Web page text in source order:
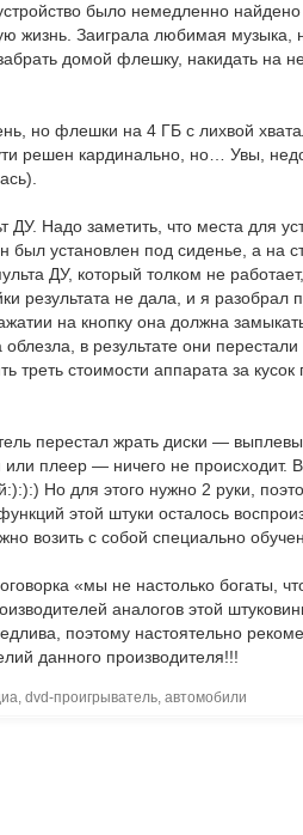
было немедленно
жизнь. Заиграла любимая музыка,
домой флешку, накидать на
но флешки на 4 ГБ с лихвой
решен кардинально, но… Увы,
ДУ. Надо заметить, что места для
установлен под сиденье, а на
ДУ, который толком не
результата не дала, и я разобрал
на кнопку она должна
в результате они
стоимости аппарата за
перестал жрать диски —
плеер — ничего не происходит.
Но для этого нужно 2 руки,
этой штуки осталось
возить с собой специально
«мы не настолько богаты,
аналогов этой
поэтому настоятельно
данного производителя!!!
, dvd-проигрыватель, автомобили